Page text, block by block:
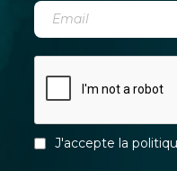
J'accepte la